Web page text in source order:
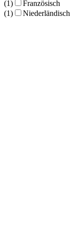
(1)
Französisch
(1)
Niederländisch